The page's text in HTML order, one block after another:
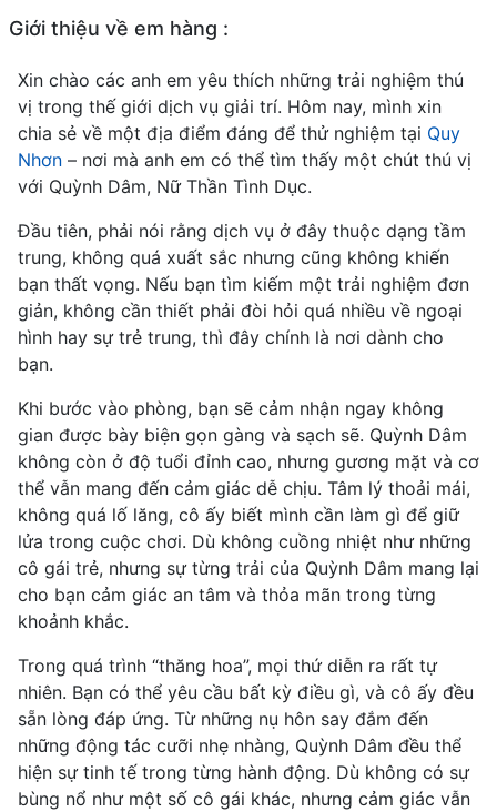
Giới thiệu về em hàng :
Xin chào các anh em yêu thích những trải nghiệm thú
vị trong thế giới dịch vụ giải trí. Hôm nay, mình xin
chia sẻ về một địa điểm đáng để thử nghiệm tại Quy
Nhơn – nơi mà anh em có thể tìm thấy một chút thú vị
với Quỳnh Dâm, Nữ Thần Tình Dục.
Đầu tiên, phải nói rằng dịch vụ ở đây thuộc dạng tầm
trung, không quá xuất sắc nhưng cũng không khiến
bạn thất vọng. Nếu bạn tìm kiếm một trải nghiệm đơn
giản, không cần thiết phải đòi hỏi quá nhiều về ngoại
hình hay sự trẻ trung, thì đây chính là nơi dành cho
bạn.
Khi bước vào phòng, bạn sẽ cảm nhận ngay không
gian được bày biện gọn gàng và sạch sẽ. Quỳnh Dâm
không còn ở độ tuổi đỉnh cao, nhưng gương mặt và cơ
thể vẫn mang đến cảm giác dễ chịu. Tâm lý thoải mái,
không quá lố lăng, cô ấy biết mình cần làm gì để giữ
lửa trong cuộc chơi. Dù không cuồng nhiệt như những
cô gái trẻ, nhưng sự từng trải của Quỳnh Dâm mang lại
cho bạn cảm giác an tâm và thỏa mãn trong từng
khoảnh khắc.
Trong quá trình “thăng hoa”, mọi thứ diễn ra rất tự
nhiên. Bạn có thể yêu cầu bất kỳ điều gì, và cô ấy đều
sẵn lòng đáp ứng. Từ những nụ hôn say đắm đến
những động tác cưỡi nhẹ nhàng, Quỳnh Dâm đều thể
hiện sự tinh tế trong từng hành động. Dù không có sự
bùng nổ như một số cô gái khác, nhưng cảm giác vẫn